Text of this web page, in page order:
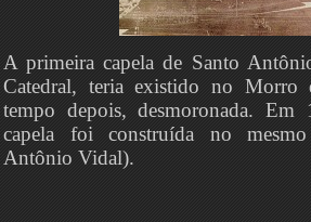
A primeira capela de Santo
Catedral, teria existido no Morro
tempo depois, desmoronada. Em
capela foi construída no
Antônio Vidal).